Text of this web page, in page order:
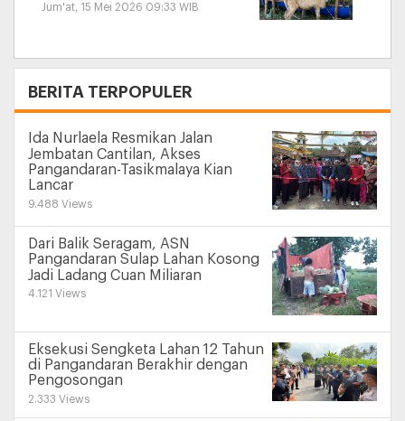
Jum'at, 15 Mei 2026 09:33 WIB
BERITA TERPOPULER
Ida Nurlaela Resmikan Jalan
Jembatan Cantilan, Akses
Pangandaran-Tasikmalaya Kian
Lancar
9.488 Views
Dari Balik Seragam, ASN
Pangandaran Sulap Lahan Kosong
Jadi Ladang Cuan Miliaran
4.121 Views
Eksekusi Sengketa Lahan 12 Tahun
di Pangandaran Berakhir dengan
Pengosongan
2.333 Views